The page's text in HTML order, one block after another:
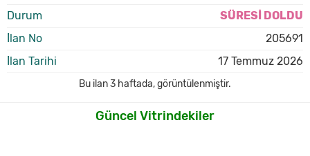
Durum
SÜRESİ DOLDU
İlan No
205691
İlan Tarihi
17 Temmuz 2026
Bu ilan3 haftada,görüntülenmiştir.
Güncel Vitrindekiler